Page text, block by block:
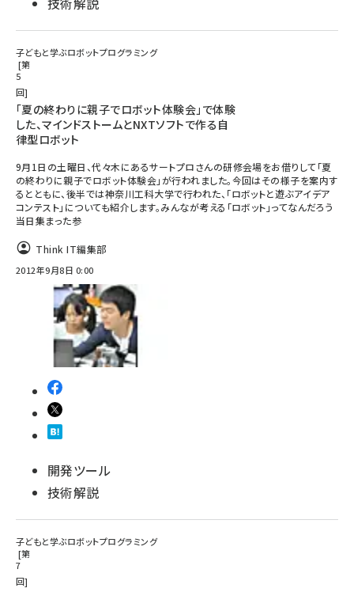
子どもと学ぶロボットプログラミング
第
5
回
「夏の終わりに親子でロボット体験会」で体験
した、マインドストームとNXTソフトで作る自
律型ロボット
9月1日の土曜日、代々木にあるサートプロさんの研修会場をお借りして「夏
の終わりに親子でロボット体験会」が行われました。今回はその様子を案内す
るとともに、後半では神奈川工科大学で行われた、「ロボットと遊ぶアイデア
コンテスト」についても紹介します。みんなが考える「ロボット」ってなんだろう
当日集まった参
Think IT編集部
2012年9月8日 0:00
開発ツール
技術解説
子どもと学ぶロボットプログラミング
第
7
回